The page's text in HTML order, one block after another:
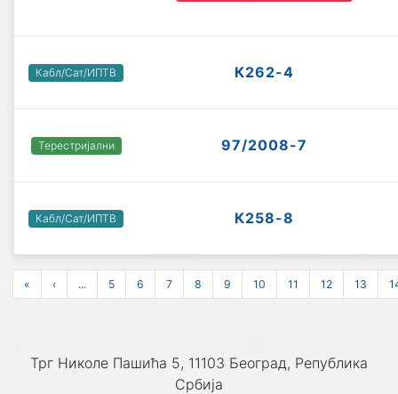
Кабл/Сат/ИПТВ К262-4
Терестријални 97/2008-7
Кабл/Сат/ИПТВ К258-8
« ‹ ... 5 6 7 8 9 10 11 12 13
Трг Николе Пашића 5, 11103 Београд, Република
Србија